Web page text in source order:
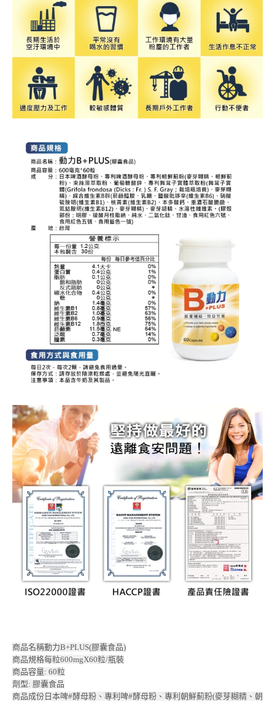
商品名稱動力B+PLUS(膠囊食品)
商品規格每粒600mgX60粒/瓶裝
商品容量: 60粒
劑型: 膠囊食品
商品成份日本啤#酵母粉、專利啤#酵母粉、專利朝鮮薊粉(麥芽糊精、朝